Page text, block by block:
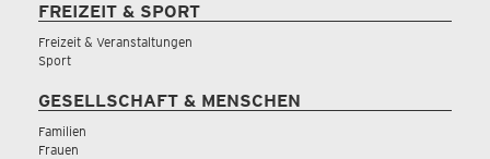
FREIZEIT & SPORT
Freizeit & Veranstaltungen
Sport
GESELLSCHAFT & MENSCHEN
Familien
Frauen